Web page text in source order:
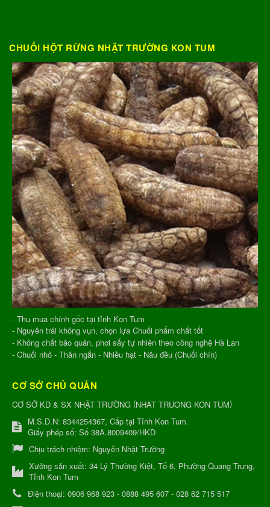
CHUỐI HỘT RỪNG NHẬT TRƯỜNG KON TUM
- Thu mua chính gốc tại tỉnh Kon Tum
- Nguyên trái không vụn, chọn lựa Chuối phẩm chất tốt
- Không chất bảo quản, phơi sấy tự nhiên theo công nghệ Hà Lan
- Chuối nhỏ - Thân ngắn - Nhiều hạt - Nâu đều (Chuối chín)
CƠ SỞ CHỦ QUẢN
CƠ SỞ KD & SX NHẬT TRƯỜNG (NHAT TRUONG KON TUM)
M.S.D.N: 8344254367, Cấp tại Tỉnh Kon Tum.
Giấy phép số: Số 38A.8009409/HKD
Chịu trách nhiệm: Nguyễn Nhật Trường
Xưởng sản xuất: 34 Lý Thường Kiệt, Tổ 6, Phường Quang Trung,
Tỉnh Kon Tum
Điện thoại: 0906 968 923 - 0888 495 607 - 028 62 715 517